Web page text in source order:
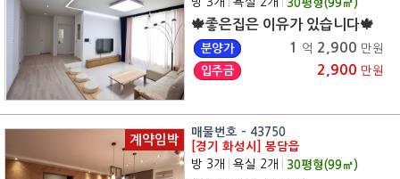
방 3개 욕실 2개 30평형(99㎡)
🍁좋은집은 이유가 있습니다🍁
분양가 1 억 2,900 만원
입주금
2,900 만원
계약임박
매물번호 - 43750
[경기 화성시] 봉담읍
방 3개
욕실 2개 30평형(99㎡)